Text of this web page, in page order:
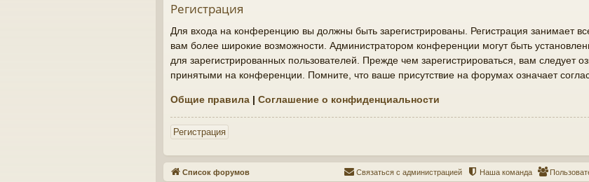
Регистрация
Для входа на конференцию вы должны быть зарегистрированы. Регистрация занимает
вам более широкие возможности. Администратором конференции могут быть
для зарегистрированных пользователей. Прежде чем зарегистрироваться, вам следует
принятыми на конференции. Помните, что ваше присутствие на форумах означает
Общие правила | Соглашение о конфиденциальности
Регистрация
Список форумов Наша команда
Связаться с администрацией